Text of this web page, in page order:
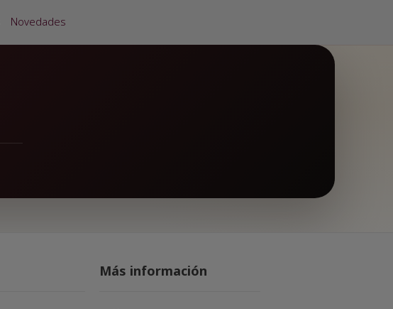
Novedades
Más información